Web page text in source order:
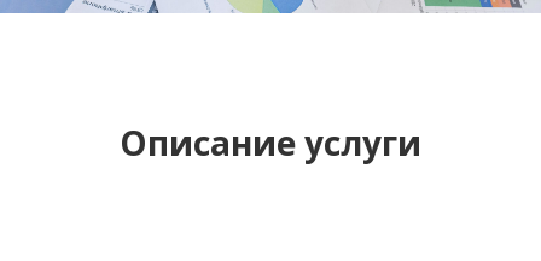
Описание услуги